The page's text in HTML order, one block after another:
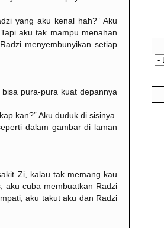
yang aku kenal hah?” Aku
aku tak mampu menahan
menyembunyikan setiap
pura-pura kuat depannya
kan?” Aku duduk di sisinya.
dalam gambar di laman
Zi, kalau tak memang kau
aku cuba membuatkan Radzi
aku takut aku dan Radzi